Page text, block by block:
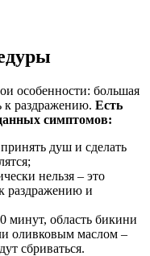
особенности: большая
к раздражению. Есть
симптомов:
душ и сделать
нельзя – это
раздражению и
минут, область бикини
оливковым маслом –
сбриваться.